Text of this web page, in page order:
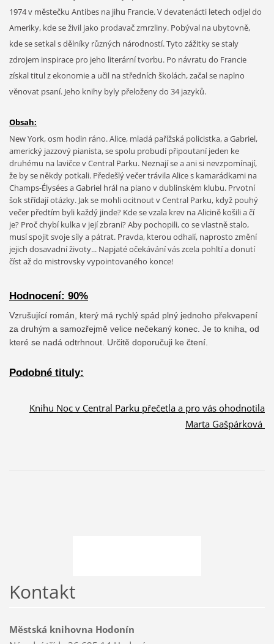
1974 v městečku Antibes na jihu Francie. V devatenácti letech odjel do
Ameriky, kde se živil jako prodavač zmrzliny. Pobýval na ubytovně,
kde se setkal s dělníky různých národností. Tyto zážitky se staly
zdrojem inspirace pro jeho literární tvorbu. Po návratu do Francie
získal titul z ekonomie a učil na středních školách, začal se naplno
věnovat psaní. Jeho knihy byly přeloženy do 34 jazyků.
Obsah:
New York, osm hodin ráno. Alice, mladá pařížská policistka, a Gabriel,
americký jazzový pianista, se spolu probudí připoutaní jeden ke
druhému na lavičce v Central Parku. Neznají se a ani si nevzpomínají,
že by se někdy potkali. Předešlý večer trávila Alice s kamarádkami na
Champs-Élysées a Gabriel hrál na piano v dublinském klubu. Prvotní
šok střídají otázky. Jak se mohli ocitnout v Central Parku, když pouhý
večer předtím byli každý jinde? Kde se vzala krev na Alicině košili a čí
je? Proč chybí kulka v její zbrani? Aby pochopili, co se vlastně stalo,
musí spojit svoje síly a pátrat. Pravda, kterou odhalí, naprosto změní
jejich dosavadní životy... Napjaté očekávání vás zcela pohltí a donutí
číst až do mistrovsky vypointovaného konce!
Hodnocení: 90%
Vzrušující román, který má rychlý spád plný jednoho překvapení
za druhým a samozřejmě velice nečekaný konec. Je to kniha, od
které se nadá odtrhnout. Určitě doporučuji ke čtení.
Podobné tituly:
Knihu Noc v Central Parku přečetla a pro vás ohodnotila
Marta Gašpárková
Kontakt
Městská knihovna Hodonín